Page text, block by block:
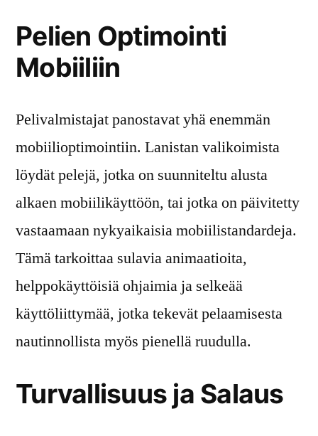
Pelien Optimointi
Mobiiliin
Pelivalmistajat panostavat yhä enemmän
mobiilioptimointiin. Lanistan valikoimista
löydät pelejä, jotka on suunniteltu alusta
alkaen mobiilikäyttöön, tai jotka on päivitetty
vastaamaan nykyaikaisia mobiilistandardeja.
Tämä tarkoittaa sulavia animaatioita,
helppokäyttöisiä ohjaimia ja selkeää
käyttöliittymää, jotka tekevät pelaamisesta
nautinnollista myös pienellä ruudulla.
Turvallisuus ja Salaus